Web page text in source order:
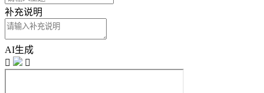
补充说明
AI生成

